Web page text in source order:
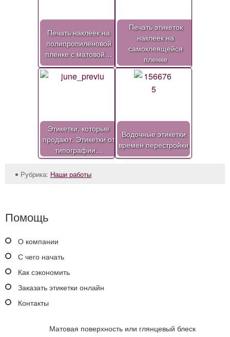
Печать наклеек на
полипропиленовой
пленке с матовой…
Печать этикеток
наклеек на
самоклеящейся
пленке
Этикетки, которые
продают. Этикетки от
типографии…
Водочные этикетки
времен перестройки
Рубрика: Наши работы
Помощь
О компании
С чего начать
Как сэкономить
Заказать этикетки онлайн
Контакты
Матовая поверхность или глянцевый блеск